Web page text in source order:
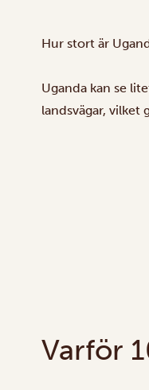
Hur stort är
Uganda kan se
landsvägar, vilket
Varför